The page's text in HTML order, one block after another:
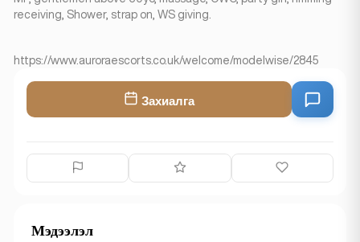
receiving, Shower, strap on, WS giving.
https://www.auroraescorts.co.uk/welcome/modelwise/2845
Захиалга
Мэдээлэл